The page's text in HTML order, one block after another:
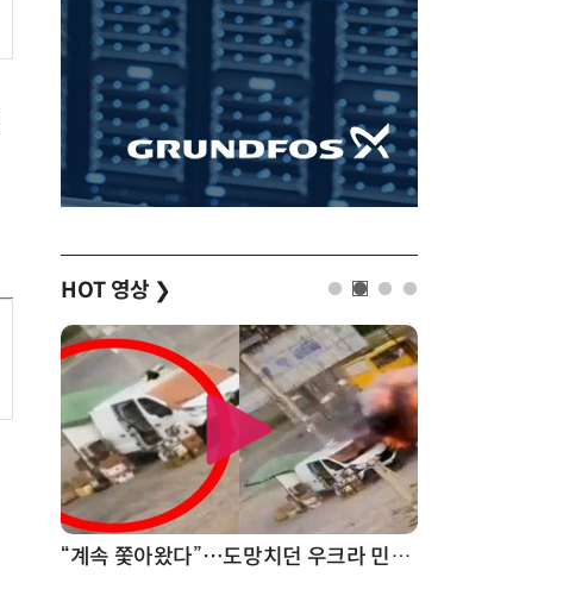
HOT 영상 ❯
“계속 쫓아왔다”…도망치던 우크라 민간인 공격한 러 자폭 드론